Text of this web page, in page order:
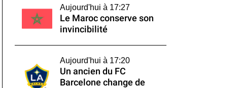
Aujourd'hui à 17:27
Le Maroc conserve son
invincibilité
Aujourd'hui à 17:20
Un ancien du FC
Barcelone change de